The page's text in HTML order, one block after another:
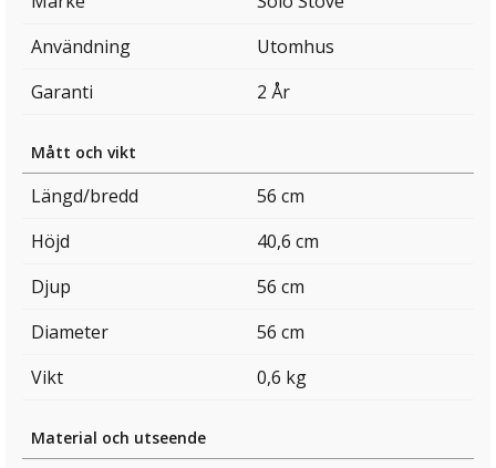
Användning
Utomhus
Garanti
2 År
Mått och vikt
Längd/bredd
56 cm
Höjd
40,6 cm
Djup
56 cm
Diameter
56 cm
Vikt
0,6 kg
Material och utseende